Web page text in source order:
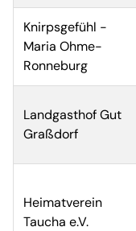
Knirpsgefühl -
Maria Ohme-
Ronneburg
Landgasthof Gut
Graßdorf
Heimatverein
Taucha e.V.